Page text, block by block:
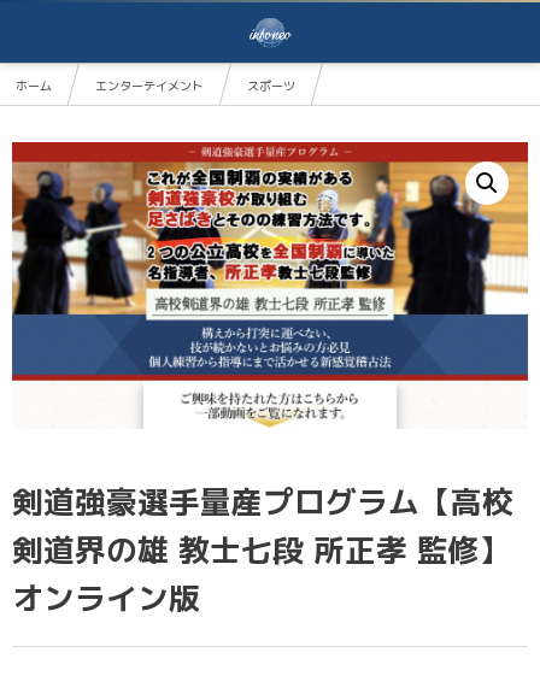
ホーム エンターテイメント
スポーツ
剣道強豪選手量産プログラム【高校
剣道界の雄 教士七段 所正孝 監修】
オンライン版